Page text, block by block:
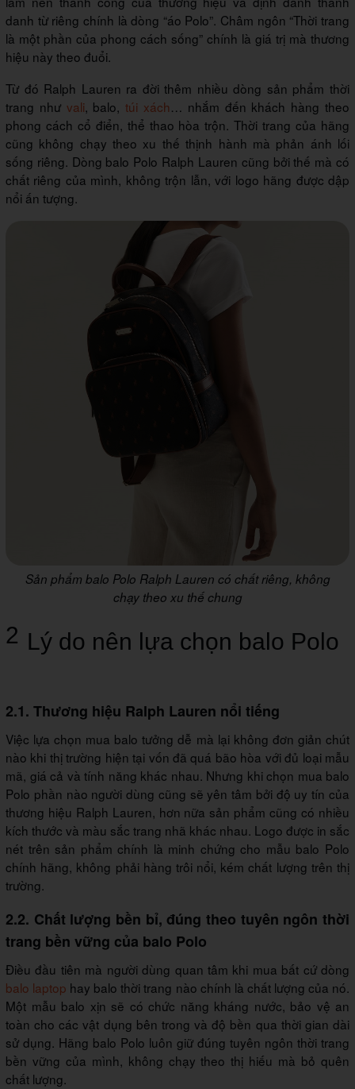
danh từ riêng chính là dòng “áo Polo”. Châm ngôn “Thời trang
là một phần của phong cách sống” chính là giá trị mà thương
hiệu này theo đuổi.
Từ đó Ralph Lauren ra đời thêm nhiều dòng sản phẩm thời
trang như vali, balo,túi xách… nhắm đến khách hàng theo
phong cách cổ điển, thể thao hòa trộn. Thời trang của hãng
cũng không chạy theo xu thế thịnh hành mà phản ánh lối
sống riêng. Dòng balo Polo Ralph Lauren cũng bởi thế mà có
chất riêng của mình, không trộn lẫn, với logo hãng được dập
nổi ấn tượng.
Sản phẩm balo Polo Ralph Lauren có chất riêng, không
chạy theo xu thế chung
2 Lý do nên lựa chọn balo Polo
2.1. Thương hiệu Ralph Lauren nổi tiếng
Việc lựa chọn mua balo tưởng dễ mà lại không đơn giản chút
nào khi thị trường hiện tại vốn đã quá bão hòa với đủ loại mẫu
mã, giá cả và tính năng khác nhau. Nhưng khi chọn mua balo
Polo phần nào người dùng cũng sẽ yên tâm bởi độ uy tín của
thương hiệu Ralph Lauren, hơn nữa sản phẩm cũng có nhiều
kích thước và màu sắc trang nhã khác nhau. Logo được in sắc
nét trên sản phẩm chính là minh chứng cho mẫu balo Polo
chính hãng, không phải hàng trôi nổi, kém chất lượng trên thị
trường.
2.2. Chất lượng bền bỉ, đúng theo tuyên ngôn thời
trang bền vững của balo Polo
Điều đầu tiên mà người dùng quan tâm khi mua bất cứ dòng
balo laptop hay balo thời trang nào chính là chất lượng của nó.
Một mẫu balo xịn sẽ có chức năng kháng nước, bảo vệ an
toàn cho các vật dụng bên trong và độ bền qua thời gian dài
sử dụng. Hãng balo Polo luôn giữ đúng tuyên ngôn thời trang
bền vững của mình, không chạy theo thị hiếu mà bỏ quên
chất lượng.